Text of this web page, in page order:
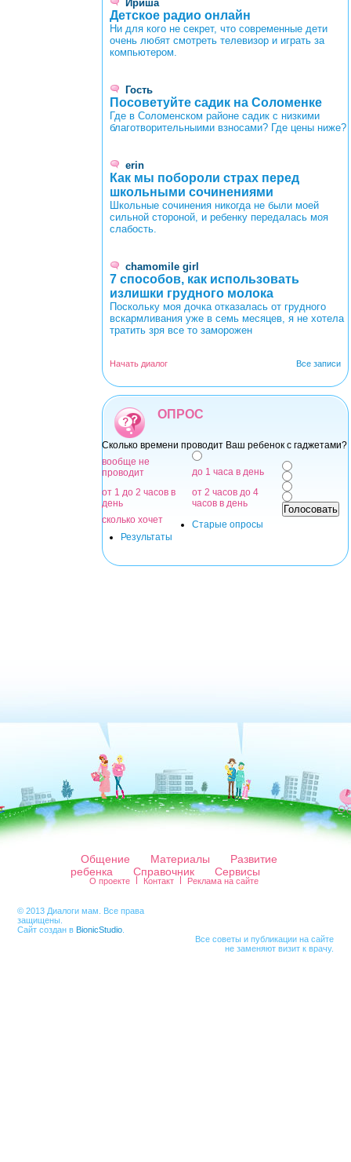
Ириша
Детское радио онлайн
Ни для кого не секрет, что современные дети
очень любят смотреть телевизор и играть за
компьютером.
Гость
Посоветуйте садик на Соломенке
Где в Соломенском районе садик с низкими
благотворительныими взносами? Где цены ниже?
erin
Как мы побороли страх перед
школьными сочинениями
Школьные сочинения никогда не были моей
сильной стороной, и ребенку передалась моя
слабость.
chamomile girl
7 способов, как использовать
излишки грудного молока
Поскольку моя дочка отказалась от грудного
вскармливания уже в семь месяцев, я не хотела
тратить зря все то заморожен
Все записи
Начать диалог
ОПРОС
Сколько времени проводит Ваш ребенок с гаджетами?
Варианты
вообще не
проводит
до 1 часа в день
от 1 до 2 часов в
день
от 2 часов до 4
часов в день
сколько хочет
Старые опросы
Результаты
Общение Материалы
Развитие
ребенка
Справочник Сервисы
О проекте Контакт Реклама на сайте
© 2013 Диалоги мам. Все права
защищены.
Сайт создан в BionicStudio
Все советы и публикации на сайте
не заменяют визит к врачу.